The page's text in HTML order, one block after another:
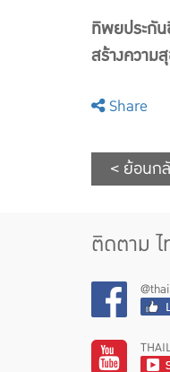
ทิพยประกัน
สร้างความ
Share
< ย้อนก
ติดตาม